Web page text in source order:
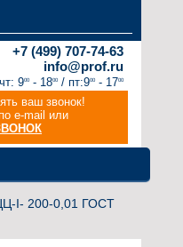
+7 (499) 707-74-63
info@prof.ru
900 - 1800 / пт:900 - 1700
ваш звонок!
e-mail или
I- 200-0,01 ГОСТ